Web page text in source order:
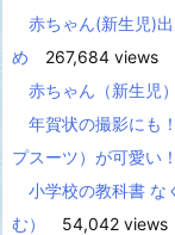
赤ちゃん(新生児)
め
267,684 views
赤ちゃん（新生児
年賀状の撮影にも
プスーツ）が可愛い！
小学校の教科書 な
む）
54,042 views